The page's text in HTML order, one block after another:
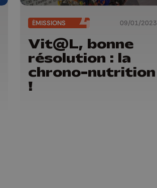
ÉMISSIONS 09/01/2023
Vit@L, bonne
résolution : la
chrono-nutrition
!